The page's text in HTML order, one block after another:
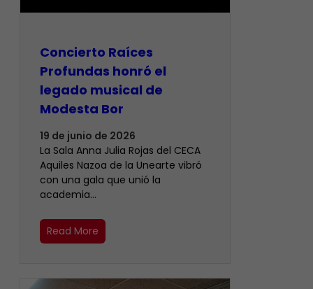
​Concierto Raíces
Profundas honró el
legado musical de
Modesta Bor
19 de junio de 2026
La Sala Anna Julia Rojas del CECA
Aquiles Nazoa de la Unearte vibró
con una gala que unió la
academia…
Read More